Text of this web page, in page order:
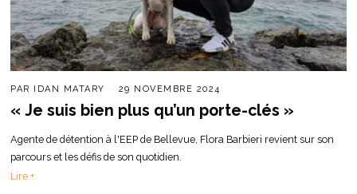
PAR IDAN MATARY 29 NOVEMBRE 2024
« Je suis bien plus qu’un porte-clés »
Agente de détention à l'EEP de Bellevue, Flora Barbieri revient sur son
parcours et les défis de son quotidien.
Lire +